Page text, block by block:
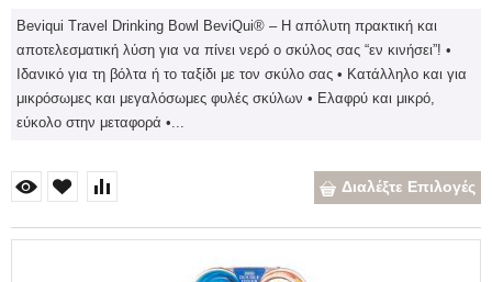
Beviqui Travel Drinking Bowl BeviQui® – H απόλυτη πρακτική και
αποτελεσματική λύση για να πίνει νερό ο σκύλος σας “εν κινήσει”! •
Ιδανικό για τη βόλτα ή το ταξίδι με τον σκύλο σας • Κατάλληλο και για
μικρόσωμες και μεγαλόσωμες φυλές σκύλων • Ελαφρύ και μικρό,
εύκολο στην μεταφορά •...
Διαλέξτε Επιλογές